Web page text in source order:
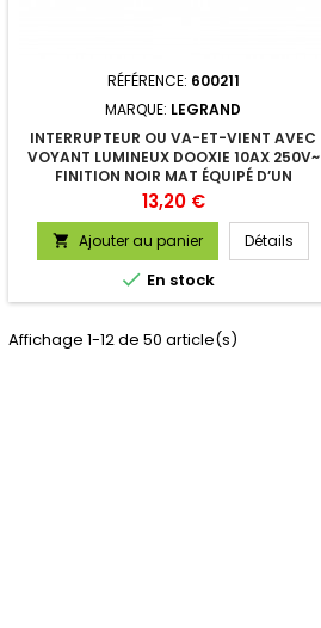
RÉFÉRENCE: 600211
MARQUE: LEGRAND
INTERRUPTEUR OU VA-ET-VIENT AVEC
VOYANT LUMINEUX DOOXIE 10AX 250V~
FINITION NOIR MAT ÉQUIPÉ D’UN
SUPPORT
Prix
13,20 €
 Ajouter au panier Détails
 En stock
Affichage 1-12 de 50 article(s)